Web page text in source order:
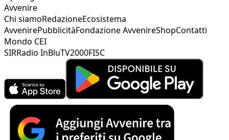
Avvenire
Chi siamoRedazioneEcosistema
AvvenirePubblicitàFondazione AvvenireShopContatti
Mondo CEI
SIRRadio InBluTV2000FISC